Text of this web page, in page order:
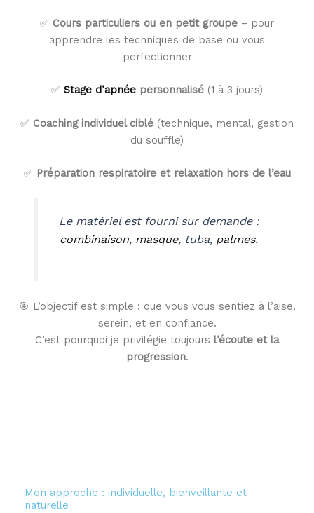
✅ Cours particuliers ou en petit groupe – pour
apprendre les techniques de base ou vous
perfectionner
✅ Stage d’apnée personnalisé (1 à 3 jours)
✅ Coaching individuel ciblé (technique, mental, gestion
du souffle)
✅ Préparation respiratoire et relaxation hors de l’eau
Le matériel est fourni sur demande :
combinaison, masque, tuba, palmes.
🎯 L’objectif est simple : que vous vous sentiez à l’aise,
serein, et en confiance.
C’est pourquoi je privilégie toujours l’écoute et la
progression.
Mon approche : individuelle, bienveillante et
naturelle